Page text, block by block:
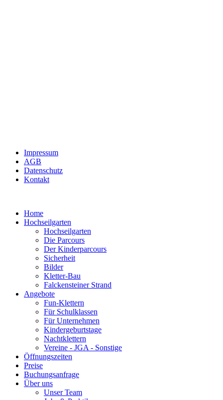
Impressum
AGB
Datenschutz
Kontakt
Home
Hochseilgarten
Hochseilgarten
Die Parcours
Der Kinderparcours
Sicherheit
Bilder
Kletter-Bau
Falckensteiner Strand
Angebote
Fun-Klettern
Für Schulklassen
Für Unternehmen
Kindergeburtstage
Nachtklettern
Vereine - JGA - Sonstige
Öffnungszeiten
Preise
Buchungsanfrage
Über uns
Unser Team